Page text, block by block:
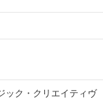
ック・クリエイティヴ